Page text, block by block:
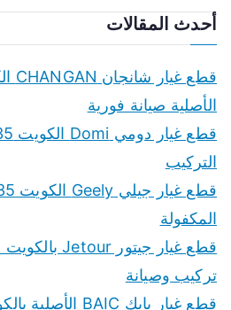
أحدث المقالات
الأصلية صيانة فورية
التركيب
المكفولة
تركيب وصيانة